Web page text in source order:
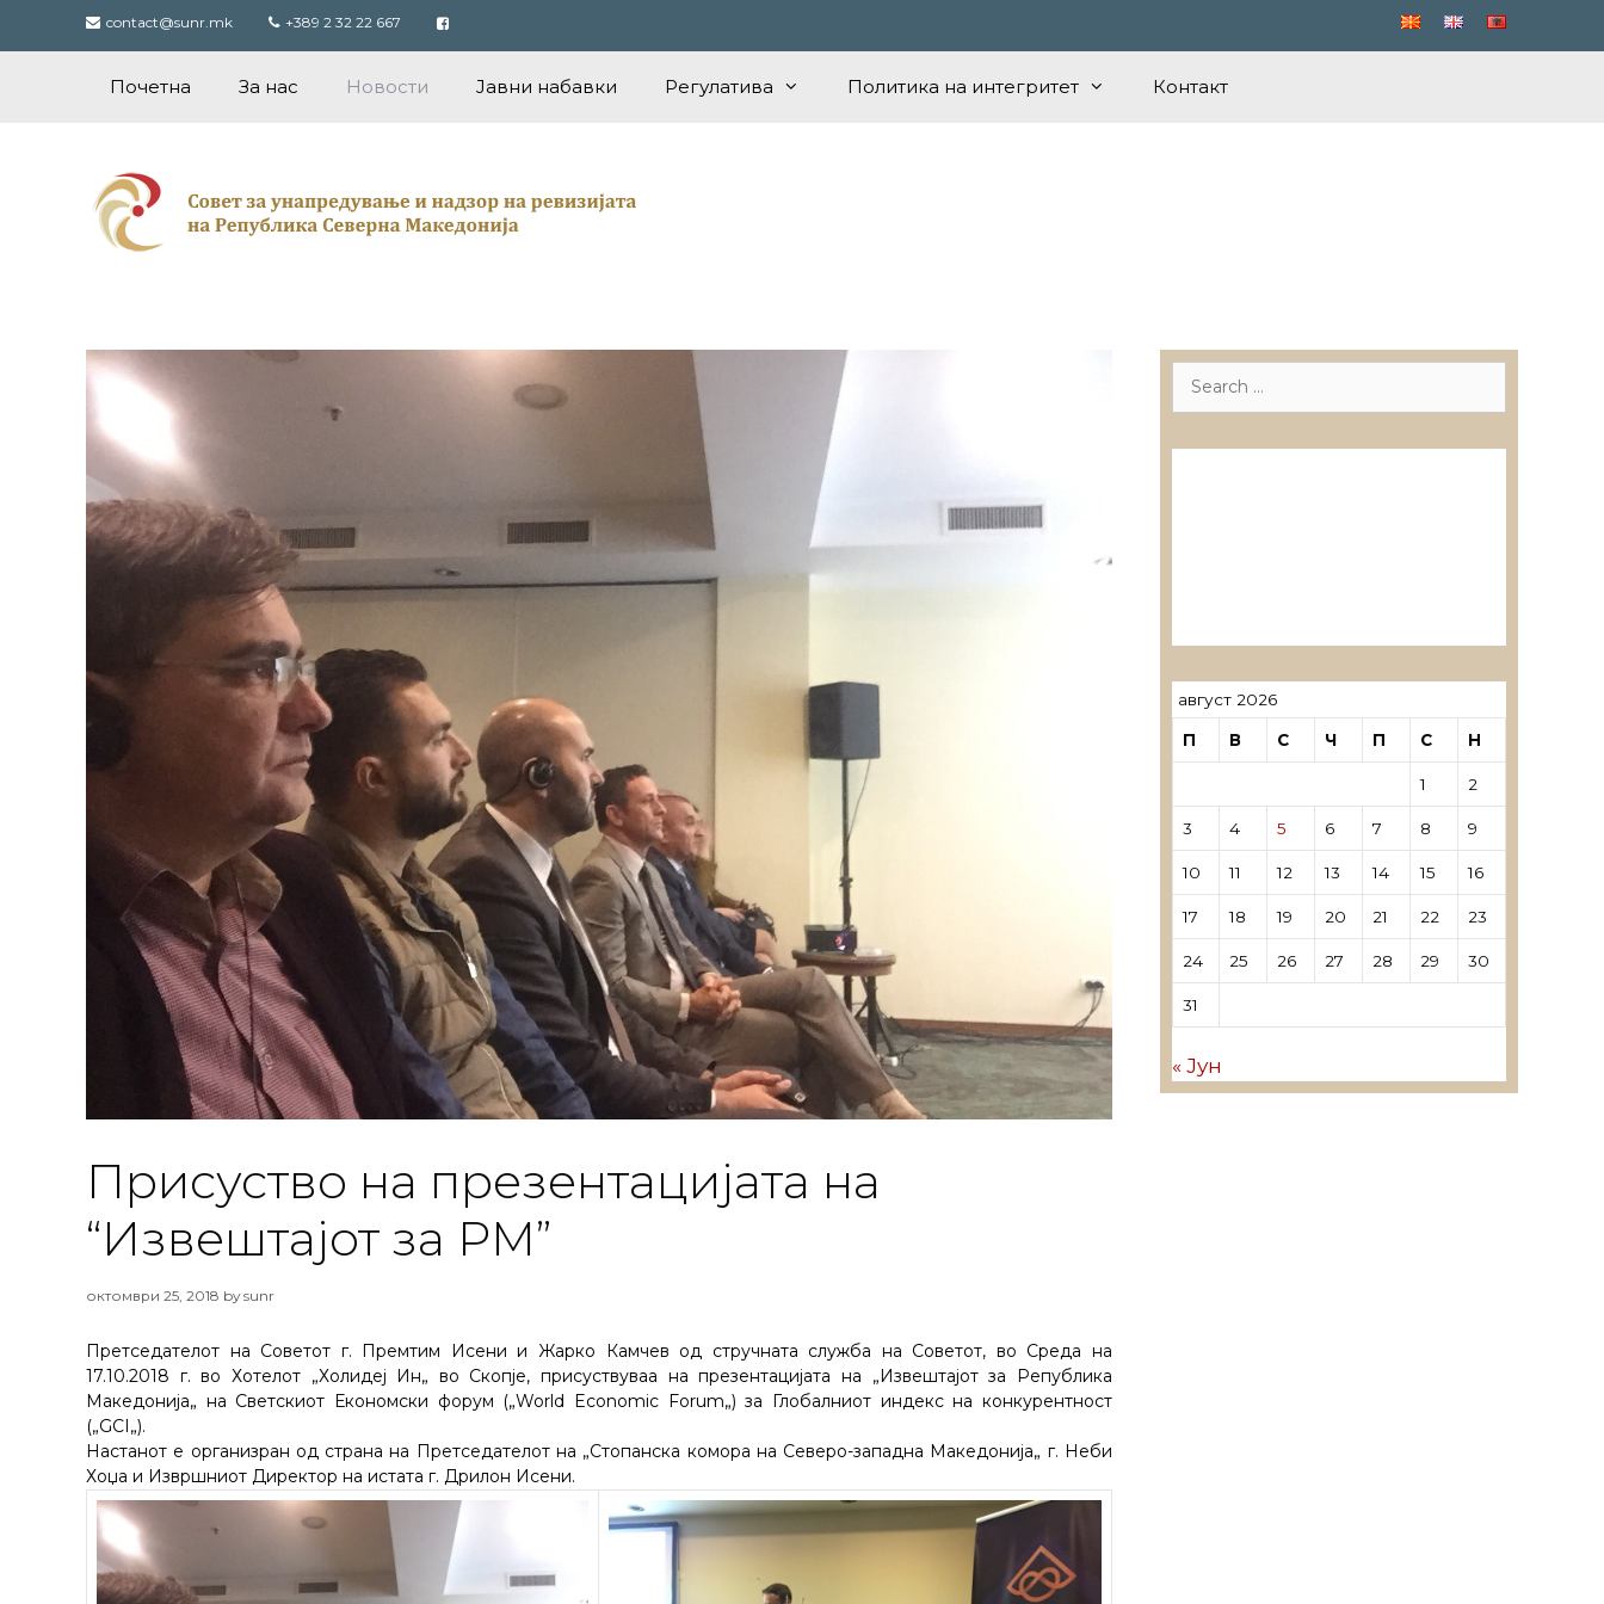
contact@sunr.mk +389 2 32 22 667
Почетна За нас Новости Јавни набавки Регулатива Политика на интегритет Контакт
Присуство на презентацијата на
“Извештајот за РМ”
октомври 25, 2018 bysunr
Претседателот на Советот г. Премтим Исени и Жарко Камчев од стручната служба на Советот, во Среда на
17.10.2018 г. во Хотелот „Холидеј Ин„ во Скопје, присуствуваа на презентацијата на „Извештајот за Република
Македонија„ на Светскиот Економски форум („World Economic Forum„) за Глобалниот индекс на конкурентност
(„GCI„).
Настанот е организран од страна на Претседателот на „Стопанска комора на Северо-западна Македонија„ г. Неби
Хоџа и Извршниот Директор на истата г. Дрилон Исени.
Search
август 2026
П В С Ч П С Н
1 2
3 4 5 6 7 8 9
10 11 12 13 14 15 16
17 18 19 20 21 22 23
24 25 26 27 28 29 30
31
« Јун